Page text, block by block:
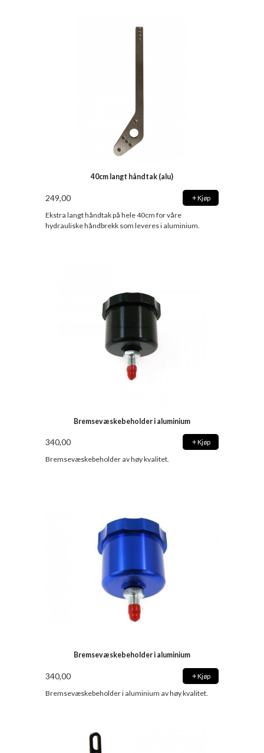
40cm langt håndtak (alu)
249,00 Kjøp
Ekstra langt håndtak på hele 40cm for våre
hydrauliske håndbrekk som leveres i aluminium.
Bremsevæskebeholder i aluminium
340,00 Kjøp
Bremsevæskebeholder av høy kvalitet.
Bremsevæskebeholder i aluminium
340,00 Kjøp
Bremsevæskebeholder i aluminium av høy kvalitet.